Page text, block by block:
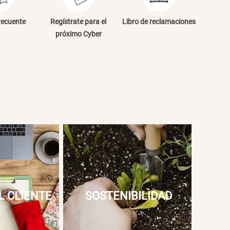
Regístrate para el
próximo Cyber
Libro de reclamaciones
CLIENTE SOSTENIBILIDAD